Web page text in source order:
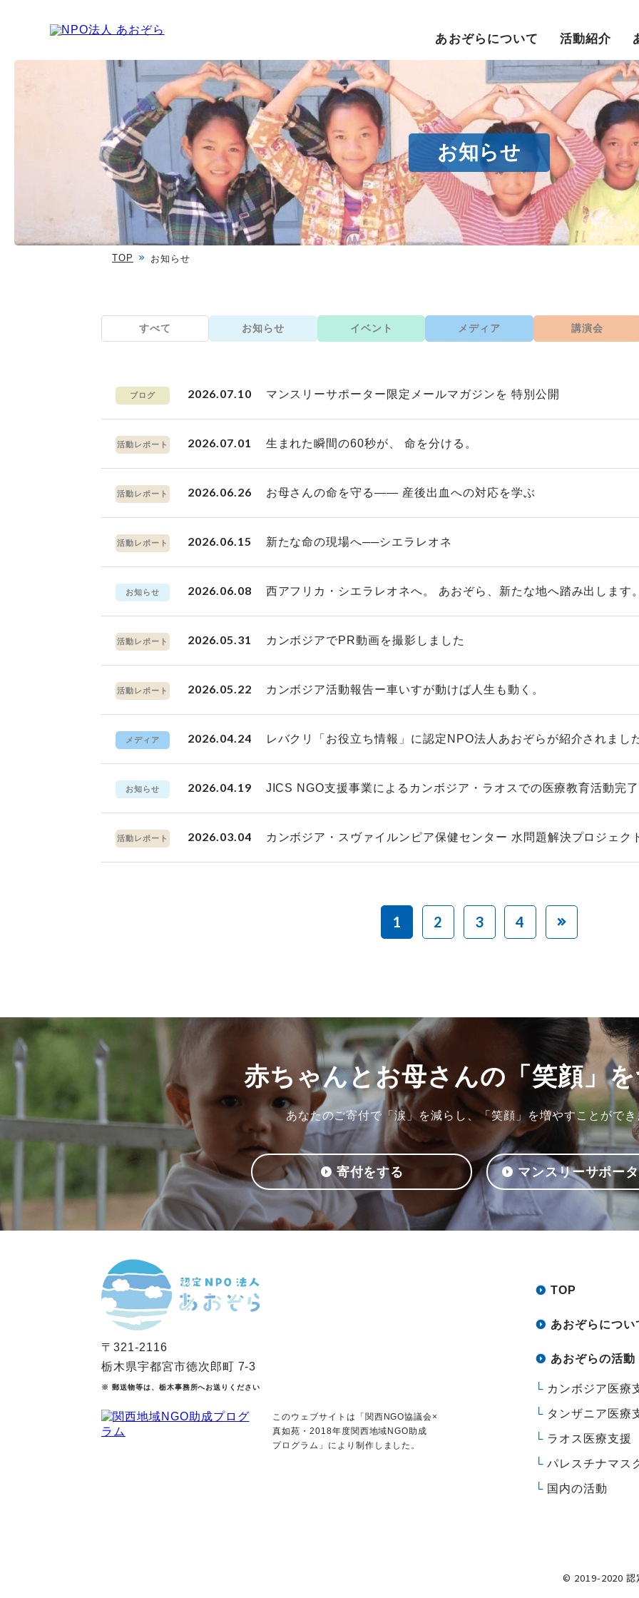
あおぞらについて 活動紹介
お知らせ
TOP お知らせ
すべて お知らせ イベント メディア 講演会
ブログ 2026.07.10 マンスリーサポーター限定メールマガジンを 特別公開
活動レポート 2026.07.01 生まれた瞬間の60秒が、 命を分ける。
活動レポート 2026.06.26 お母さんの命を守る—— 産後出血への対応を学ぶ
活動レポート 2026.06.15 新たな命の現場へ──シエラレオネ
お知らせ 2026.06.08 西アフリカ・シエラレオネへ。 あおぞら、新たな地へ踏み出します。
活動レポート 2026.05.31 カンボジアでPR動画を撮影しました
活動レポート 2026.05.22 カンボジア活動報告ー車いすが動けば人生も動く。
メディア 2026.04.24 レバクリ「お役立ち情報」に認定NPO法人あおぞらが紹介されまし
お知らせ 2026.04.19 JICS NGO支援事業によるカンボジア・ラオスでの医療教育活動完
活動レポート 2026.03.04 カンボジア・スヴァイルンピア保健センター 水問題解決プロジェク
1 2 3 4
赤ちゃんとお母さんの 「笑顔」
あなたのご寄付で「涙」を減らし、「笑顔」を増やすことがで
寄付をする マンスリーサポー
〒321-2116
栃木県宇都宮市徳次郎町 7-3
※ 郵送物等は、栃木事務所へお送りください
このウェブサイトは
「関西NGO協議会×
真如苑・2018年度関西地域NGO助成
プログラム」により制作しました。
TOP
あおぞらについ
あおぞらの活動
カンボジア医療
タンザニア医療
ラオス医療支援
パレスチナマス
国内の活動
© 2019-2020 認